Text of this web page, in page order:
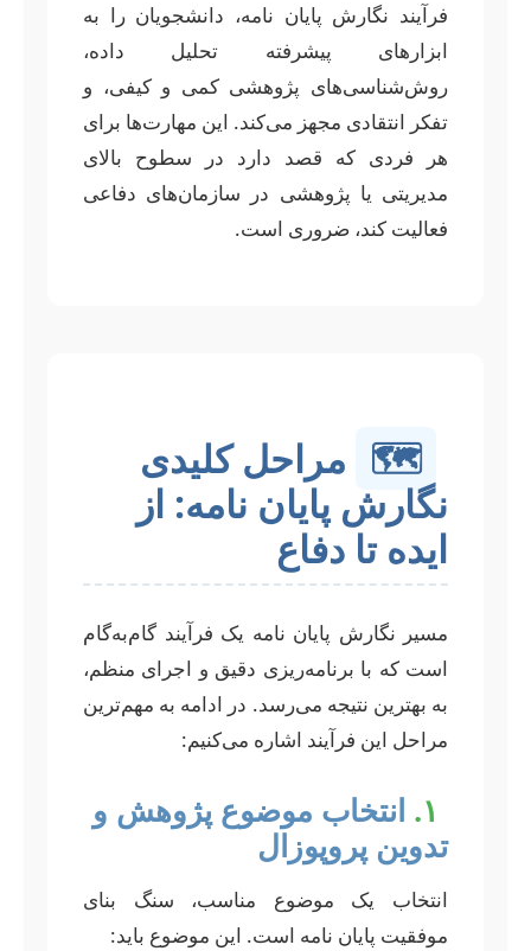
فرآیند نگارش پایان نامه، دانشجویان را به
ابزارهای پیشرفته تحلیل داده،
روش‌شناسی‌های پژوهشی کمی و کیفی، و
تفکر انتقادی مجهز می‌کند. این مهارت‌ها برای
هر فردی که قصد دارد در سطوح بالای
مدیریتی یا پژوهشی در سازمان‌های دفاعی
فعالیت کند، ضروری است.
🗺️ مراحل کلیدی
نگارش پایان نامه: از
ایده تا دفاع
مسیر نگارش پایان نامه یک فرآیند گام‌به‌گام
است که با برنامه‌ریزی دقیق و اجرای منظم،
به بهترین نتیجه می‌رسد. در ادامه به مهم‌ترین
مراحل این فرآیند اشاره می‌کنیم:
۱. انتخاب موضوع پژوهش و
تدوین پروپوزال
انتخاب یک موضوع مناسب، سنگ بنای
موفقیت پایان نامه است. این موضوع باید: